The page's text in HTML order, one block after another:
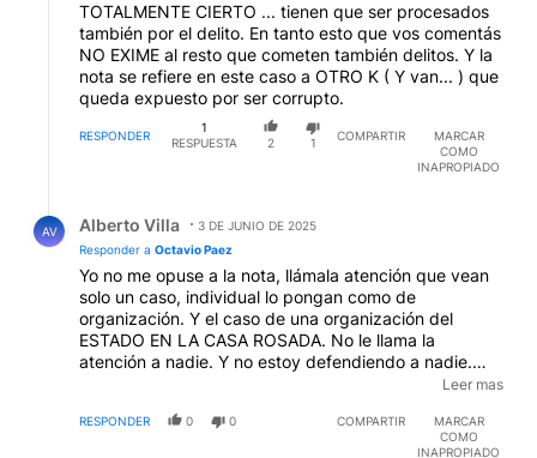
TOTALMENTE CIERTO ... tienen que ser procesados
también por el delito. En tanto esto que vos comentás
NO EXIME al resto que cometen también delitos. Y la
nota se refiere en este caso a OTRO K ( Y van... ) que
queda expuesto por ser corrupto.
RESPONDER
1
RESPUESTA
2 1
COMPARTIR
MARCAR
COMO
INAPROPIADO
AV Alberto Villa
3 DE JUNIO DE 2025
Responder a Octavio Paez
Yo no me opuse a la nota, llámala atención que vean
solo un caso, individual lo pongan como de
organización. Y el caso de una organización del
ESTADO EN LA CASA ROSADA. No le llama la
atención a nadie. Y no estoy defendiendo a nadie.
Estamos ante un autoritarismo pero que la cámpora
lo que se hace ahora!!
Leer mas
RESPONDER 0 0 COMPARTIR
MARCAR
COMO
INAPROPIADO